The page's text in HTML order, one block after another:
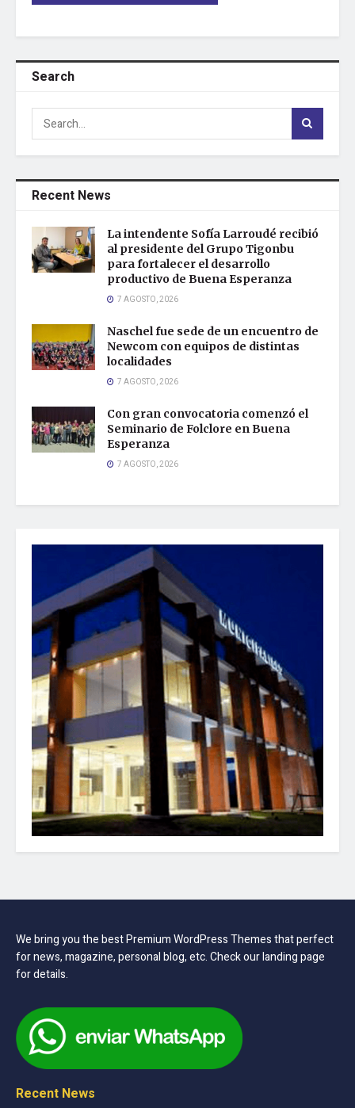
Search
Recent News
La intendente Sofía Larroudé recibió
al presidente del Grupo Tigonbu
para fortalecer el desarrollo
productivo de Buena Esperanza
7 AGOSTO, 2026
Naschel fue sede de un encuentro de
Newcom con equipos de distintas
localidades
7 AGOSTO, 2026
Con gran convocatoria comenzó el
Seminario de Folclore en Buena
Esperanza
7 AGOSTO, 2026
We bring you the best Premium WordPress Themes that perfect
for news, magazine, personal blog, etc. Check our landing page
for details.
Recent News